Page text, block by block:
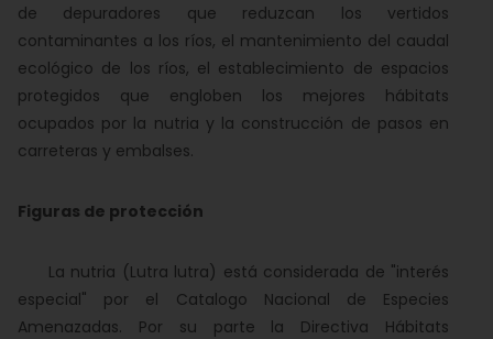
de depuradores que reduzcan los vertidos
contaminantes a los ríos, el mantenimiento del caudal
ecológico de los ríos, el establecimiento de espacios
protegidos que engloben los mejores hábitats
ocupados por la nutria y la construcción de pasos en
carreteras y embalses.
Figuras de protección
La nutria (Lutra lutra) está considerada de "interés
especial" por el Catalogo Nacional de Especies
Amenazadas. Por su parte la Directiva Hábitats